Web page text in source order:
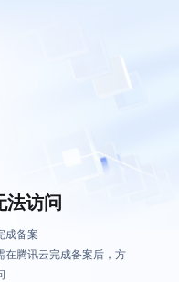
法访问
成备案
在腾讯云完成备案后，方